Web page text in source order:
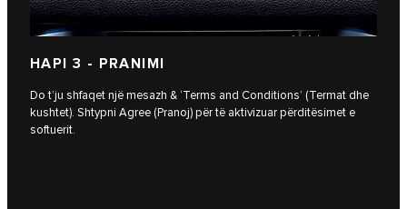
HAPI 3 - PRANIMI
Do t’ju shfaqet një mesazh & ‘Terms and Conditions’ (Termat dhe
kushtet). Shtypni Agree (Pranoj) për të aktivizuar përditësimet e
softuerit.